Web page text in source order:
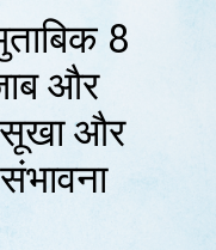
8
और
सूखा और